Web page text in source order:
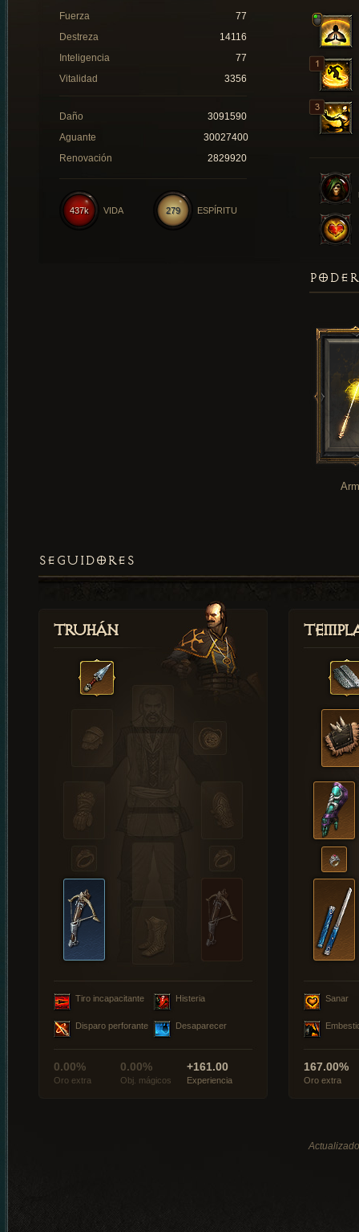
Fuerza
77
Destreza
14116
Inteligencia
77
Vitalidad
3356
Daño
3091590
Aguante
30027400
Renovación
2829920
279 ESPÍRITU
437k VIDA
SEGUIDORES
Truhán
Tiro incapacitante Histeria
Disparo perforante Desaparecer
0.00%
Oro extra
0.00%
Obj. mágicos
+161.00
Experiencia
Sanar
167.00%
Oro extra